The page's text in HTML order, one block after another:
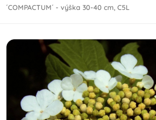
´COMPACTUM´ - výška 30-40 cm, C5L